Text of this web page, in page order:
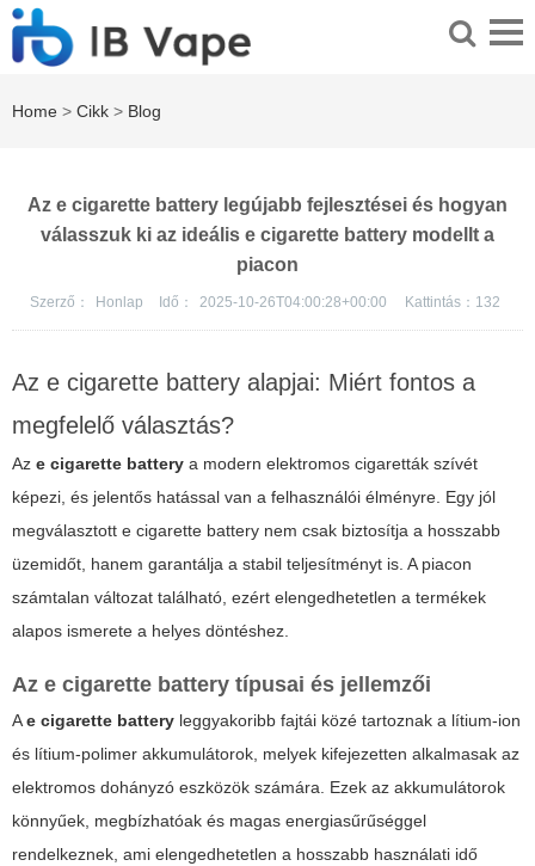
Home > Cikk > Blog
Az e cigarette battery legújabb fejlesztései és hogyan
válasszuk ki az ideális e cigarette battery modellt a
piacon
Szerző： Honlap Idő： 2025-10-26T04:00:28+00:00 Kattintás： 132
Az e cigarette battery alapjai: Miért fontos a
megfelelő választás?
Az e cigarette battery a modern elektromos cigaretták szívét
képezi, és jelentős hatással van a felhasználói élményre. Egy jól
megválasztott e cigarette battery nem csak biztosítja a hosszabb
üzemidőt, hanem garantálja a stabil teljesítményt is. A piacon
számtalan változat található, ezért elengedhetetlen a termékek
alapos ismerete a helyes döntéshez.
Az e cigarette battery típusai és jellemzői
Ae cigarette battery leggyakoribb fajtái közé tartoznak a lítium-ion
és lítium-polimer akkumulátorok, melyek kifejezetten alkalmasak az
elektromos dohányzó eszközök számára. Ezek az akkumulátorok
könnyűek, megbízhatóak és magas energiasűrűséggel
rendelkeznek, ami elengedhetetlen a hosszabb használati idő